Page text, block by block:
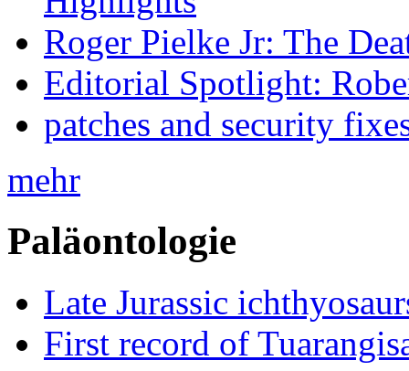
Roger Pielke Jr: The
Editorial Spotlight:
patches and security
mehr
Paläontologie
Late Jurassic
First record of